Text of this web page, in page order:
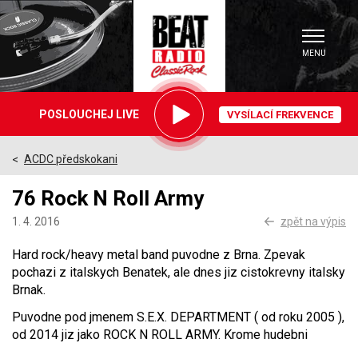
hrajemePOSLOUCHEJ LIVE VYSÍLACÍ FREKVENCE
MENU
ACDC předskokani
>
76 Rock N Roll Army
1. 4. 2016 zpět na výpis
Hard rock/heavy metal band puvodne z Brna. Zpevak
pochazi z italskych Benatek, ale dnes jiz cistokrevny italsky
Brnak.
Puvodne pod jmenem S.E.X. DEPARTMENT ( od roku 2005 ),
od 2014 jiz jako ROCK N ROLL ARMY. Krome hudebni